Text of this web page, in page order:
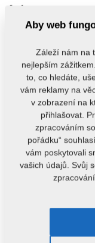
frakce:
Nejmenší
Střední frakce-
malé části
vzduchu, kde
po aspiraci
Největší frakce
prochází přes
odsáty slupky
postupuje na
Tato technologie
nejlepších
často
Aby web
Záleží nám na
nejlepším
to, co hledáte,
vám reklamy na
v zobrazení na
přihlašovat.
zpracováním
pořádku“
vám poskytovali
vašich údajů. Svůj